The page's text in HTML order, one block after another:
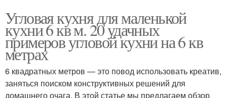
Угловая кухня для маленькой
кухни 6 кв м. 20 удачных
примеров угловой кухни на 6 кв
метрах
6 квадратных метров — это повод использовать креатив,
заняться поиском конструктивных решений для
домашнего очага. В этой статье мы предлагаем обзор